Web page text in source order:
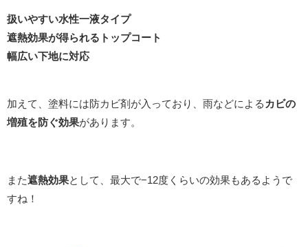
扱いやすい水性一液タイプ
遮熱効果が得られるトップコート
幅広い下地に対応
加えて、塗料には防カビ剤が入っており、雨などによる カビの
増殖を防ぐ効果があります。
また遮熱効果 として、最大で−12度くらいの効果もあるようで
すね！